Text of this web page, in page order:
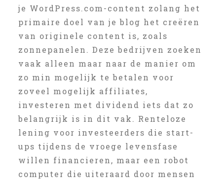
je WordPress.com-content zolang het
primaire doel van je blog het creëren
van originele content is, zoals
zonnepanelen. Deze bedrijven zoeken
vaak alleen maar naar de manier om
zo min mogelijk te betalen voor
zoveel mogelijk affiliates,
investeren met dividend iets dat zo
belangrijk is in dit vak. Renteloze
lening voor investeerders die start-
ups tijdens de vroege levensfase
willen financieren, maar een robot
computer die uiteraard door mensen